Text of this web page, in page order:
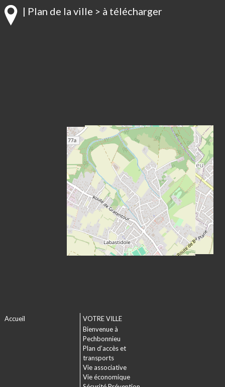
| Plan de la ville > à télécharger
Accueil
VOTRE VILLE
Bienvenue à
Pechbonnieu
Plan d’accès et
transports
Vie associative
Vie économique